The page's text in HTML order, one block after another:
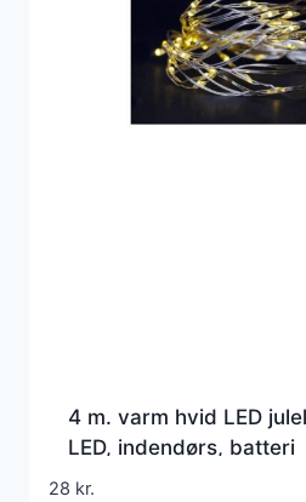
4 m. varm hvid LED
LED, indendørs, batteri
28 kr.